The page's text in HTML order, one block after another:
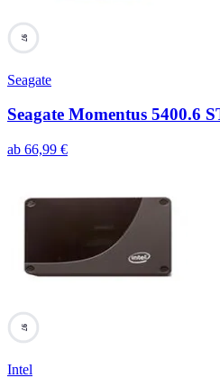
97
Seagate
Seagate Momentus 5400.6
ab 66,99 €
97
Intel